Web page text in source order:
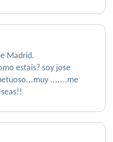
Madrid.
estais? soy jose
.......me